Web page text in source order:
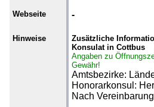
Webseite -
Hinweise
Zusätzliche
Konsulat in Cottbus
Angaben zu
Gewähr!
Amtsbezirke:
Honorarkonsul:
Nach Vereinbarung